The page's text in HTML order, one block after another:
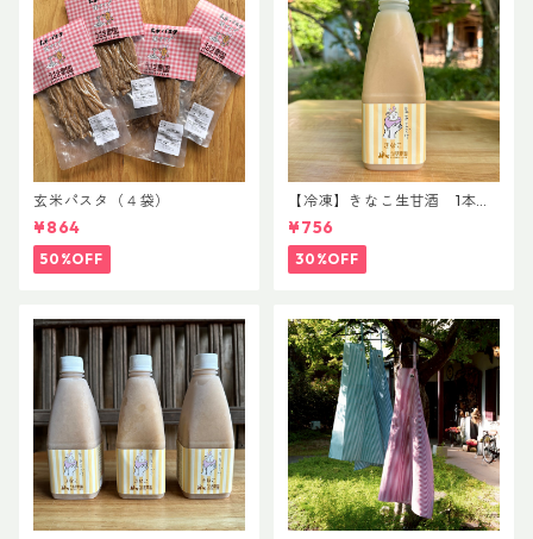
玄米パスタ（４袋）
¥864
50%OFF
【冷凍】きなこ生甘酒 1本
8/12まで
¥756
30%OFF